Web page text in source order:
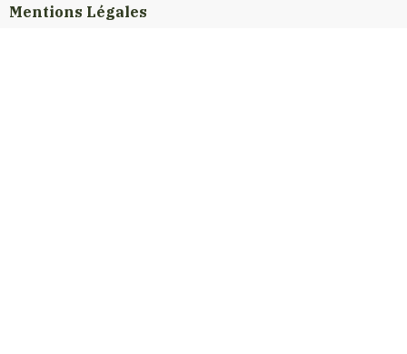
Mentions Légales